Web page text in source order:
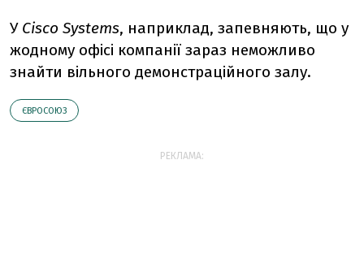
У Cisco Systems, наприклад, запевняють, що у
жодному офісі компанії зараз неможливо
знайти вільного демонстраційного залу.
ЄВРОСОЮЗ
РЕКЛАМА: